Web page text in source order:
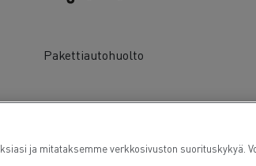
Pakettiautohuolto
ja mitataksemme verkkosivuston